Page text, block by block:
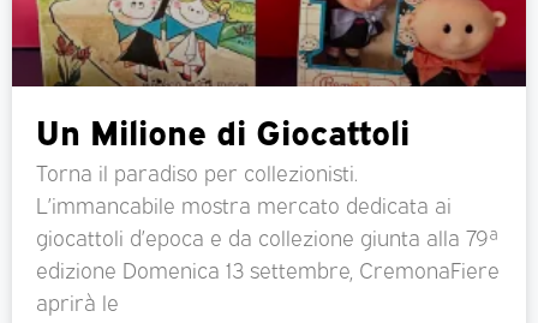
Un Milione di Giocattoli
Torna il paradiso per collezionisti.
L’immancabile mostra mercato dedicata ai
giocattoli d’epoca e da collezione giunta alla 79ª
edizione Domenica 13 settembre, CremonaFiere
aprirà le